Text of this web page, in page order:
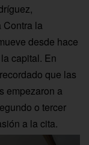
Contra la
desde hace
capital. En
que las
empezaron a
o tercer
a la cita.